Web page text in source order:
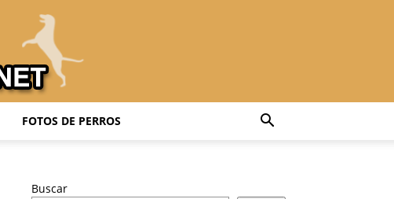
FOTOS DE PERROS
Buscar